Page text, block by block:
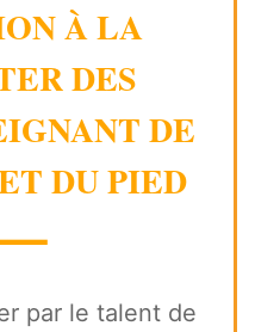
À LA
DES
DE
DU PIED
par le talent de